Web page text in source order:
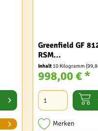
Greenfield GF
RSM...
Inhalt 10 Kilogramm
998,00 € *
Merken